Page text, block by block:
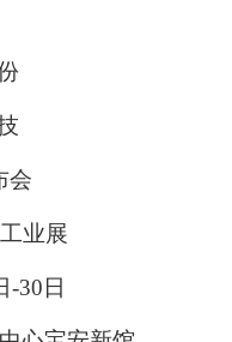
会
业展
-30日